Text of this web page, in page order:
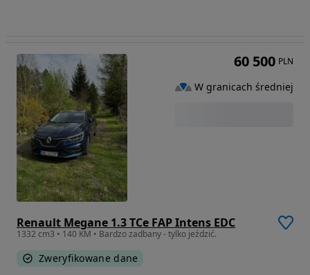
Renault Megane 1.3 TCe FAP Intens EDC
1332 cm3 • 140 KM • Bardzo zadbany - tylko jeździć.
Zweryfikowane dane
60 500 PLN
W granicach średniej